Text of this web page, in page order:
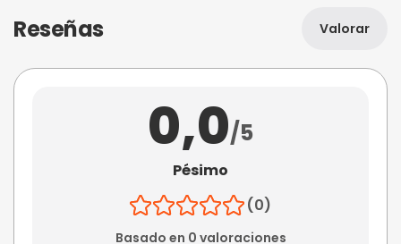
Reseñas Valorar
0,0/5
Pésimo
(0)
Basado en 0 valoraciones